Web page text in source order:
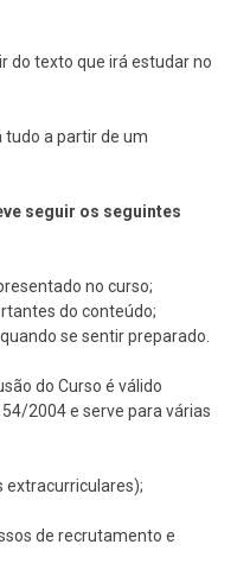
do texto que irá estudar no
tudo a partir de um
seguir os seguintes
no curso;
do conteúdo;
se sentir preparado.
do Curso é válido
2004 e serve para várias
extracurriculares);
de recrutamento e